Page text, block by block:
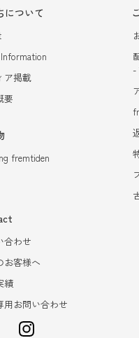
について
ア掲載
要
fremtiden
-
合わせ
お客様へ
績
用お問い合わせ